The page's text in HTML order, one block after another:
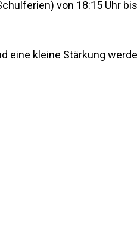
von 18:15 Uhr
eine kleine Stärkung